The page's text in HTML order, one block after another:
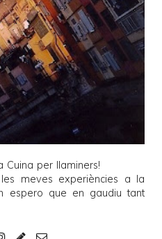
Cuina per llaminers!
meves experiències a la
espero que en gaudiu tant